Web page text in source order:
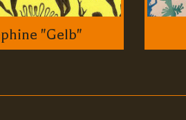
"Gelb"